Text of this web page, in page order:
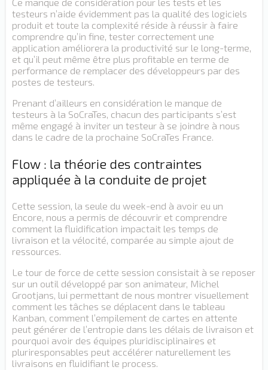
testeurs n’aide évidemment pas la qualité des logiciels
produit et toute la complexité réside à réussir à faire
comprendre qu’in fine, tester correctement une
application améliorera la productivité sur le long-terme,
et qu’il peut même être plus profitable en terme de
performance de remplacer des développeurs par des
postes de testeurs.
Prenant d’ailleurs en considération le manque de
testeurs à la SoCraTes, chacun des participants s’est
même engagé à inviter un testeur à se joindre à nous
dans le cadre de la prochaine SoCraTes France.
Flow : la théorie des contraintes
appliquée à la conduite de projet
Cette session, la seule du week-end à avoir eu un
Encore, nous a permis de découvrir et comprendre
comment la fluidification impactait les temps de
livraison et la vélocité, comparée au simple ajout de
ressources.
Le tour de force de cette session consistait à se reposer
sur un outil développé par son animateur, Michel
Grootjans, lui permettant de nous montrer visuellement
comment les tâches se déplacent dans le tableau
Kanban, comment l’empilement de cartes en attente
peut générer de l’entropie dans les délais de livraison et
pourquoi avoir des équipes pluridisciplinaires et
pluriresponsables peut accélérer naturellement les
livraisons en fluidifiant le process.